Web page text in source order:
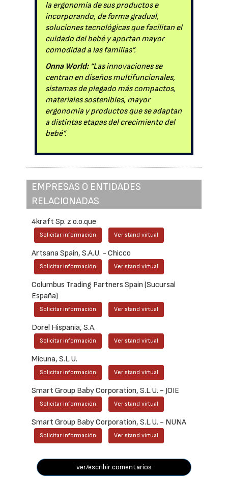
la ergonomía de sus productos e
incorporando, de forma gradual,
soluciones tecnológicas que facilitan el
cuidado del bebé y aportan mayor
comodidad a las familias”.
Onna World: “Las innovaciones se
centran en diseños multifuncionales,
sistemas de plegado más compactos,
materiales sostenibles, mayor
ergonomía y productos que se adaptan
a distintas etapas del crecimiento del
bebé”.
EMPRESAS O ENTIDADES
RELACIONADAS
4kraft Sp. z o.o.que
Solicitar información Ver stand virtual
Artsana Spain, S.A.U. - Chicco
Solicitar información Ver stand virtual
Columbus Trading Partners Spain (Sucursal
España)
Solicitar información Ver stand virtual
Dorel Hispania, S.A.
Solicitar información Ver stand virtual
Micuna, S.L.U.
Solicitar información Ver stand virtual
Smart Group Baby Corporation, S.L.U. - JOIE
Solicitar información Ver stand virtual
Smart Group Baby Corporation, S.L.U. - NUNA
Solicitar información Ver stand virtual
ver/escribir comentarios